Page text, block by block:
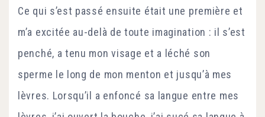
Ce qui s’est passé ensuite était une première et
m’a excitée au-delà de toute imagination : il s’est
penché, a tenu mon visage et a léché son
sperme le long de mon menton et jusqu’à mes
lèvres. Lorsqu’il a enfoncé sa langue entre mes